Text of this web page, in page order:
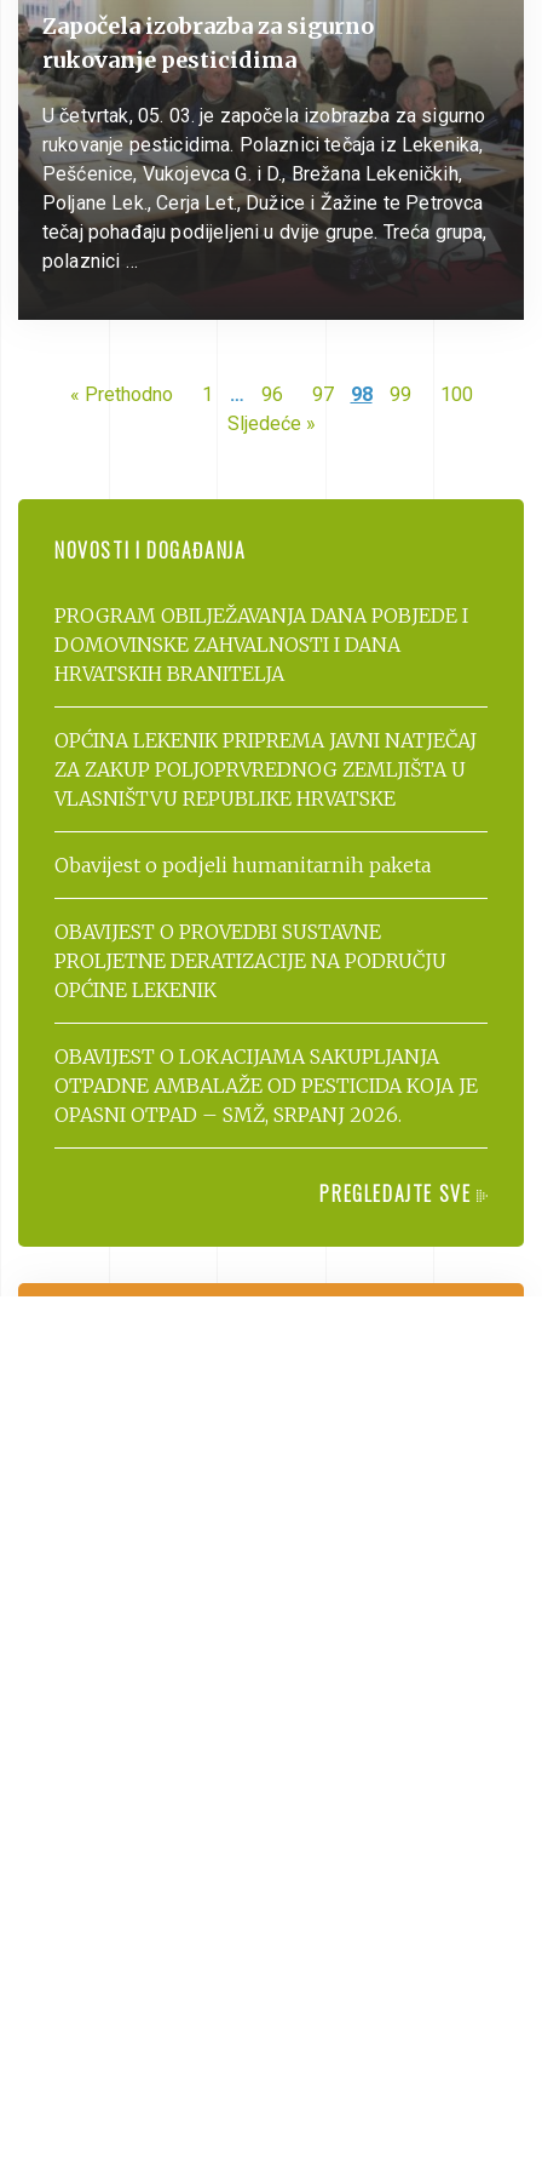
Započela izobrazba za sigurno
rukovanje pesticidima
U četvrtak, 05. 03. je započela izobrazba za sigurno
rukovanje pesticidima. Polaznici tečaja iz Lekenika,
Pešćenice, Vukojevca G. i D., Brežana Lekeničkih,
Poljane Lek., Cerja Let., Dužice i Žažine te Petrovca
tečaj pohađaju podijeljeni u dvije grupe. Treća grupa,
polaznici …
« Prethodno 1 … 96 97 98 99
100
Sljedeće »
NOVOSTI I DOGAĐANJA
PROGRAM OBILJEŽAVANJA DANA POBJEDE I
DOMOVINSKE ZAHVALNOSTI I DANA
HRVATSKIH BRANITELJA
OPĆINA LEKENIK PRIPREMA JAVNI NATJEČAJ
ZA ZAKUP POLJOPRVREDNOG ZEMLJIŠTA U
VLASNIŠTVU REPUBLIKE HRVATSKE
Obavijest o podjeli humanitarnih paketa
OBAVIJEST O PROVEDBI SUSTAVNE
PROLJETNE DERATIZACIJE NA PODRUČJU
OPĆINE LEKENIK
OBAVIJEST O LOKACIJAMA SAKUPLJANJA
OTPADNE AMBALAŽE OD PESTICIDA KOJA JE
OPASNI OTPAD – SMŽ, SRPANJ 2026.
PREGLEDAJTE SVE